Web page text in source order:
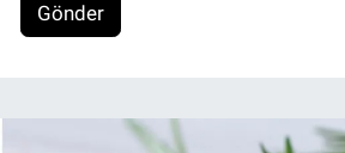
Gönder